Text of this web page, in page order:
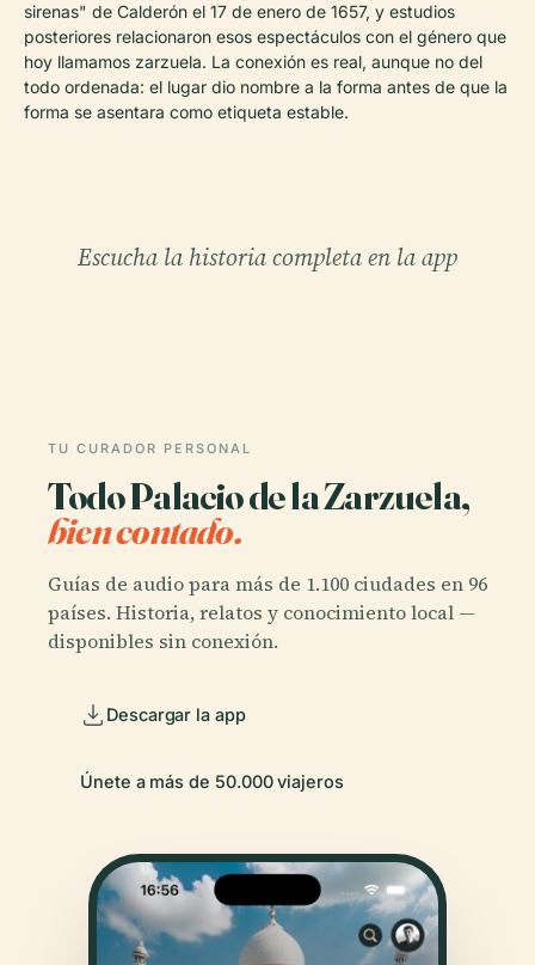
sirenas" de Calderón el 17 de enero de 1657, y estudios
posteriores relacionaron esos espectáculos con el género que
hoy llamamos zarzuela. La conexión es real, aunque no del
todo ordenada: el lugar dio nombre a la forma antes de que la
forma se asentara como etiqueta estable.
Escucha la historia completa en la app
TU CURADOR PERSONAL
Todo Palacio de la Zarzuela,
bien contado.
Guías de audio para más de 1.100 ciudades en 96
países. Historia, relatos y conocimiento local —
disponibles sin conexión.
Descargar la app
Únete a más de 50.000 viajeros